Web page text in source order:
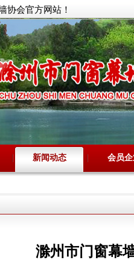
协会官方网站！
新闻动态 会员企
滁州市门窗幕